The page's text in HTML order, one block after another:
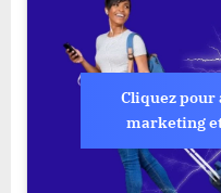
Cliquez pour
marketing